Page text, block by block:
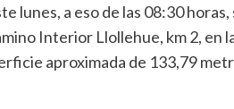
lunes, a eso de las 08:30
Interior Llollehue, km 2, en
aproximada de 133,79